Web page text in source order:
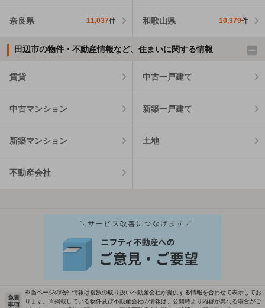
奈良県 11,037件 和歌山県 10,379件
田辺市の物件・不動産情報など、住まいに関する情報
賃貸 中古一戸建て
中古マンション 新築一戸建て
新築マンション 土地
不動産会社
免責
事項
※当ページの物件情報は複数の取り扱い不動産会社が提供する情報を合わせて表示してお
ります。※掲載している物件及び不動産会社の情報は、公開時より内容が異なる場合がご